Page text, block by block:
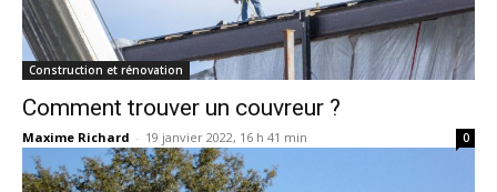
Construction et rénovation
Comment trouver un couvreur ?
Maxime Richard - 19 janvier 2022, 16 h 41 min 0